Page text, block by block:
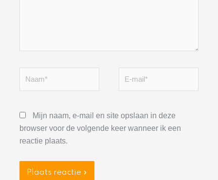
Mijn naam, e-mail en site opslaan in deze
browser voor de volgende keer wanneer ik een
reactie plaats.